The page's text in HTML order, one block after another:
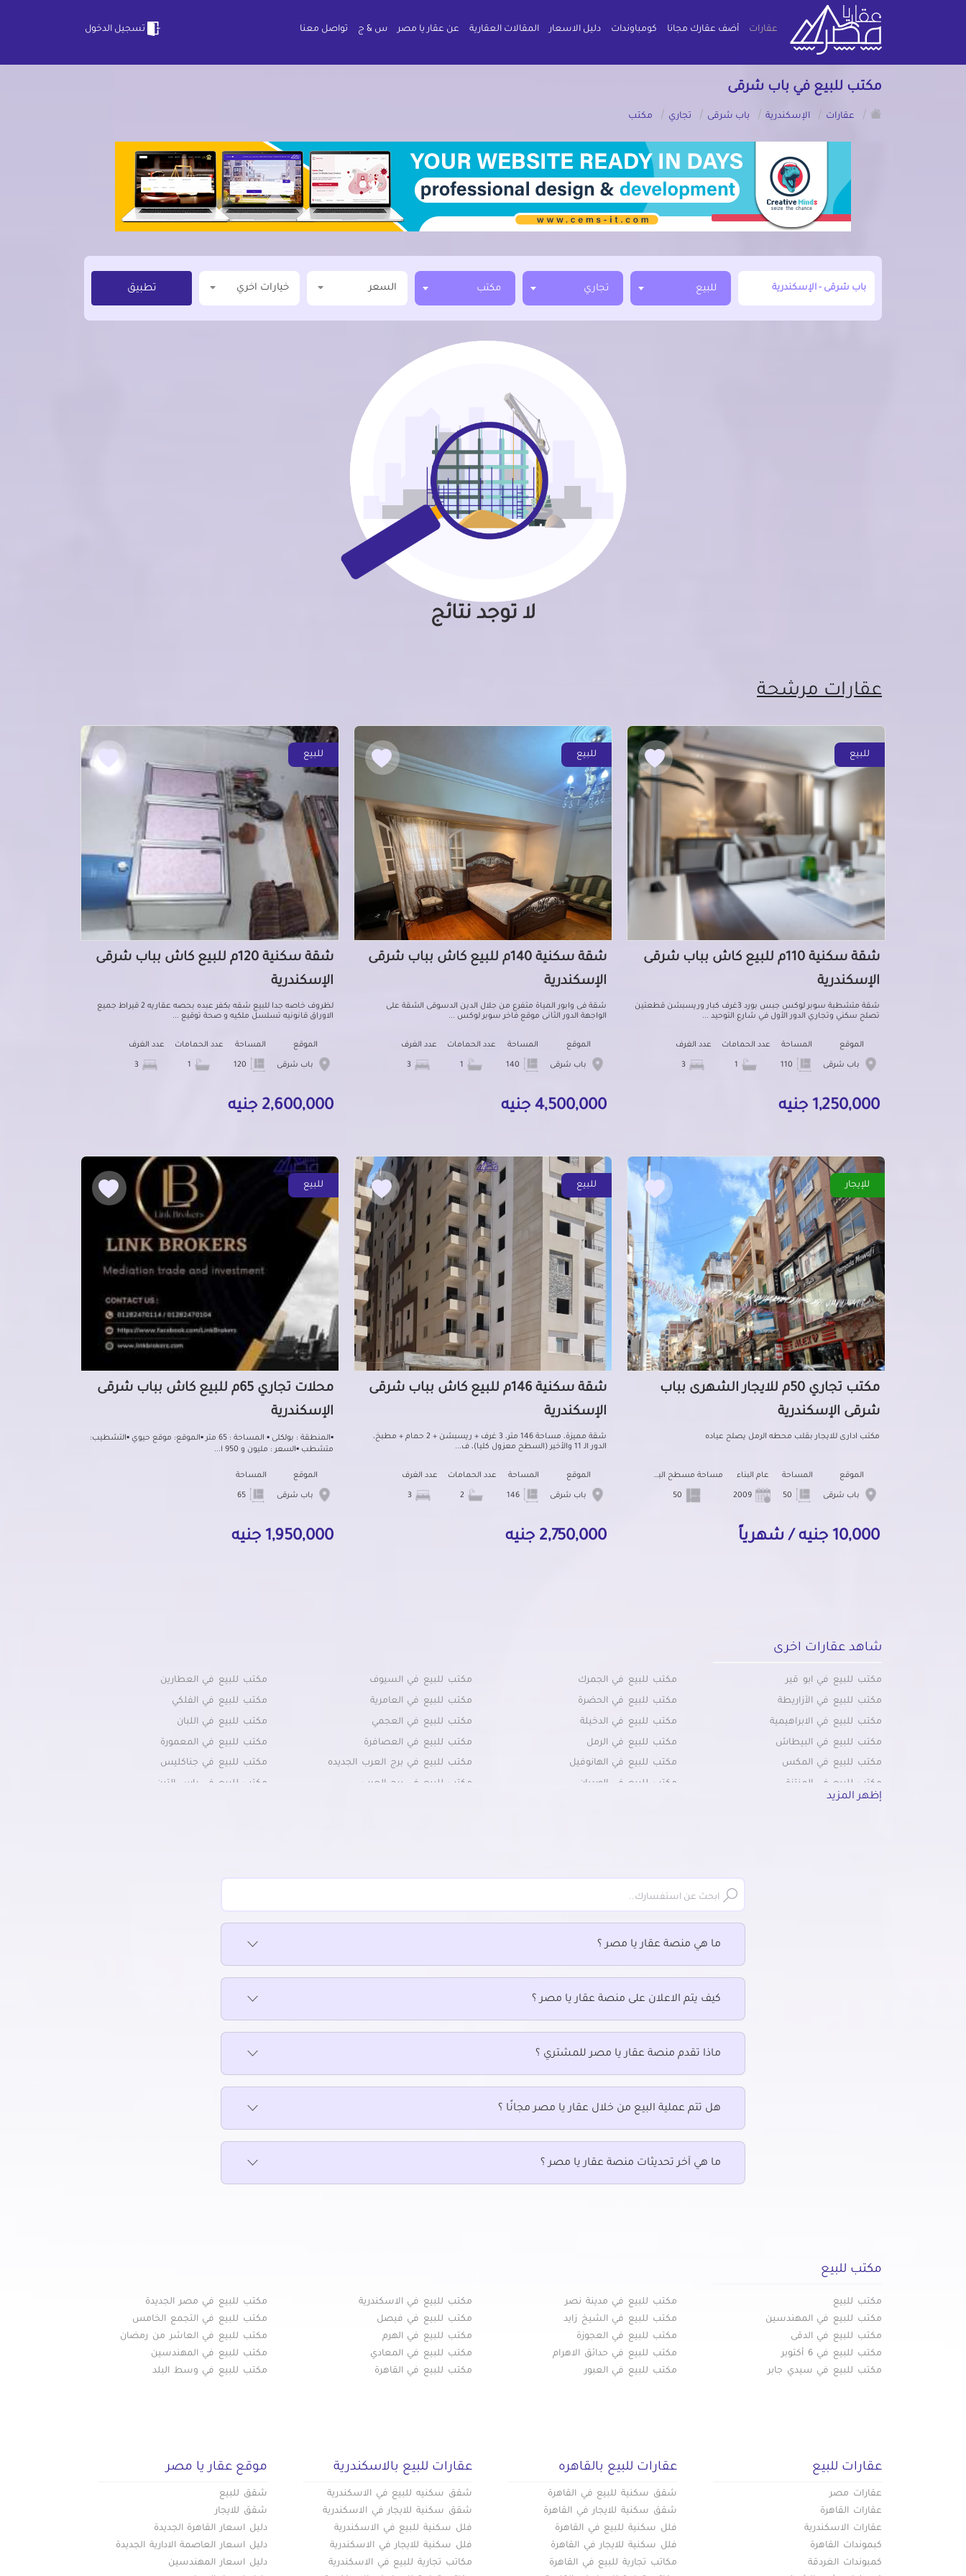
عقارات أضف عقارك مجانا كومباوندات دليل الاسعار المقالات العقارية عن عقار يا مصر س & ج تواصل معنا تسجيل الدخول
مكتب للبيع في باب شرقى
/
عقارات / الإسكندرية / باب شرقى / تجاري / مكتب
للبيع تجاري مكتب السعر خيارات اخري تطبيق
لا توجد نتائج
عقارات مرشحة
للبيع
شقة سكنية 110م للبيع كاش بباب شرقى
الإسكندرية
شقة متشطبة سوبر لوكس جبس بورد 3غرف كبار وريسبشن قطعتين
تصلح سكني وتجاري الدور الأول في شارع التوحيد ...
الموقع
باب شرقى
المساحة عدد الحمامات عدد الغرف
1,250,000 جنيه
للبيع
شقة سكنية 140م للبيع كاش بباب شرقى
الإسكندرية
شقة فى وابور المياة متفرع من جلال الدين الدسوقى الشقة على
الواجهة الدور الثانى موقع فاخر سوبر لوكس ...
الموقع
باب شرقى
المساحة عدد الحمامات عدد الغرف
4,500,000 جنيه
للبيع
شقة سكنية 120م للبيع كاش بباب شرقى
الإسكندرية
لظروف خاصه جدا للبيع شقه بكفر عبده بحصه عقاريه 2 قيراط جميع
الاوراق قانونيه تسلسل ملكيه و صحة توقيع ...
الموقع
باب شرقى
المساحة عدد الحمامات عدد الغرف
2,600,000 جنيه
للإيجار
مكتب تجاري 50م للايجار الشهرى بباب
شرقى الإسكندرية
مكتب ادارى للايجار بقلب محطه الرمل يصلح عياده
الموقع
باب شرقى
المساحة عام البناء مساحة مسطح البناء
10,000 جنيه / شهرياً
للبيع
شقة سكنية 146م للبيع كاش بباب شرقى
الإسكندرية
شقة مميزة، مساحة 146 متر، 3 غرف + ريسبشن + 2 حمام + مطبخ،
الدور الـ 11 والأخير (السطح معزول كليا)، ف...
الموقع
باب شرقى
المساحة عدد الحمامات عدد الغرف
2,750,000 جنيه
للبيع
محلات تجاري 65م للبيع كاش بباب شرقى
الإسكندرية
▪المنطقة : بولكلى ‏‎▪ المساحة : 65 متر ▪️الموقع: موقع حيوي ‏‎▪التشطيب:
متشطب ▪️السعر : مليون و 950 ا...
الموقع
باب شرقى
المساحة
65
1,950,000 جنيه
شاهد عقارات اخرى
مكتب للبيع في ابو قير
مكتب للبيع في الأزاريطة
مكتب للبيع في الابراهيمية
مكتب للبيع في البيطاش
مكتب للبيع في الجمرك
مكتب للبيع في الحضرة
مكتب للبيع في الدخيلة
مكتب للبيع في الرمل
مكتب للبيع في السيوف
مكتب للبيع في العامرية
مكتب للبيع في العجمي
مكتب للبيع في العصافرة
مكتب للبيع في العطارين
مكتب للبيع في الفلكي
مكتب للبيع في اللبان
مكتب للبيع في المعمورة
مكتب للبيع في المكس
مكتب للبيع في المنتزة
مكتب للبيع في المندرة
مكتب للبيع في الهانوفيل
مكتب للبيع في الورديان
مكتب للبيع في برج العرب الجديده
مكتب للبيع في برج العرب
مكتب للبيع في جناكليس
مكتب للبيع في راس التين
مكتب للبيع في فلمنج مكتب للبيع في كليوباترا مكتب للبيع في محرم بك
إظهر المزيد
ما هي منصة عقار يا مصر ؟
كيف يتم الاعلان على منصة عقار يا مصر ؟
ماذا تقدم منصة عقار يا مصر للمشتري ؟
هل تتم عملية البيع من خلال عقار يا مصر مجانًا ؟
ما هي آخر تحديثات منصة عقار يا مصر ؟
مكتب للبيع
مكتب للبيع مكتب للبيع في مدينة نصر مكتب للبيع في الاسكندرية
مكتب للبيع في مصر الجديدة
مكتب للبيع في المهندسين
مكتب للبيع في الشيخ زايد مكتب للبيع في فيصل
مكتب للبيع في التجمع الخامس
مكتب للبيع في الدقى
مكتب للبيع في العجوزة مكتب للبيع في الهرم
مكتب للبيع في العاشر من رمضان
مكتب للبيع في 6 أكتوبر
مكتب للبيع في حدائق الاهرام مكتب للبيع في المعادي
مكتب للبيع في المهندسين
مكتب للبيع في سيدي جابر
مكتب للبيع في العبور مكتب للبيع في القاهرة مكتب للبيع في وسط البلد
عقارات للبيع
عقارات مصر
عقارات القاهرة
عقارات الاسكندرية
كبموندات القاهرة
كمبوندات الغردقة
عقارات للبيع بالقاهره
شقق سكنية للبيع في القاهرة
شقق سكنية للايجار في القاهرة
فلل سكنية للبيع في القاهرة
فلل سكنية للايجار في القاهرة
مكاتب تجارية للبيع في القاهرة
عقارات للبيع بالاسكندرية
شقق سكنيه للبيع في الاسكندرية
شقق سكنية للايجار في الاسكندرية
فلل سكنية للبيع في الاسكندرية
فلل سكنية للايجار في الاسكندرية
مكاتب تجارية للبيع في الاسكندرية
موقع عقار يا مصر
شقق للبيع
شقق للايجار
دليل اسعار القاهرة الجديدة
دليل اسعار العاصمة الادارية الجديدة
دليل اسعار المهندسين